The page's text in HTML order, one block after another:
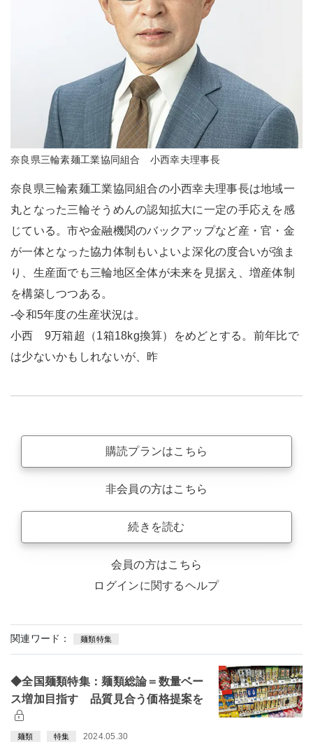
奈良県三輪素麺工業協同組合 小西幸夫理事長
奈良県三輪素麺工業協同組合の小西幸夫理事長は地域一
丸となった三輪そうめんの認知拡大に一定の手応えを感
じている。市や金融機関のバックアップなど産・官・金
が一体となった協力体制もいよいよ深化の度合いが強ま
り、生産面でも三輪地区全体が未来を見据え、増産体制
を構築しつつある。
-令和5年度の生産状況は。
小西 9万箱超（1箱18kg換算）をめどとする。前年比で
は少ないかもしれないが、昨
購読プランはこちら
非会員の方はこちら
続きを読む
会員の方はこちら
ログインに関するヘルプ
関連ワード： 麺類特集
◆全国麺類特集：麺類総論＝数量ベー
ス増加目指す 品質見合う価格提案を
麺類 特集 2024.05.30